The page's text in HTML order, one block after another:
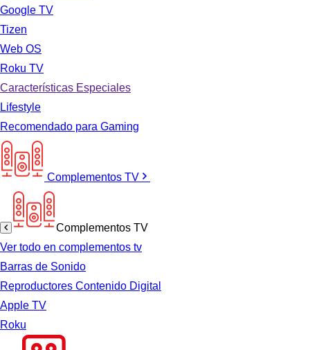
Google TV
Tizen
Web OS
Roku TV
Características Especiales
Lifestyle
Recomendado para Gaming
Complementos TV
Complementos TV
Ver todo en complementos tv
Barras de Sonido
Reproductores Contenido Digital
Apple TV
Roku